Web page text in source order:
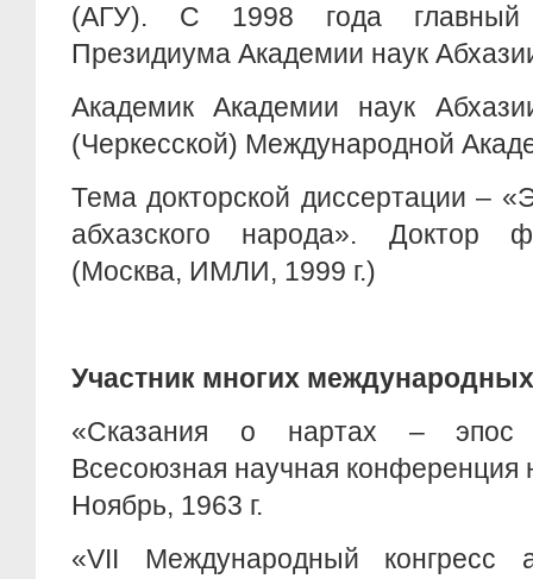
(АГУ). С 1998 года главный
Президиума Академии наук
Академик Академии наук
(Черкесской) Международной
Тема докторской диссертации –
абхазского народа». Доктор
(Москва, ИМЛИ, 1999 г.)
Участник многих
«Сказания о нартах – эпос
Всесоюзная научная конференция
Ноябрь, 1963 г.
«VII Международный конгресс